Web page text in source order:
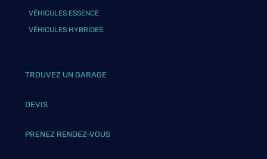
VÉHICULES ESSENCE
VÉHICULES HYBRIDES
TROUVEZ UN GARAGE
DEVIS
PRENEZ RENDEZ-VOUS